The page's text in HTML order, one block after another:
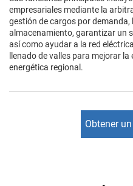
empresariales mediante la
gestión de cargos por
almacenamiento, garantizar un
así como ayudar a la red
llenado de valles para mejorar
energética regional.
Obtener